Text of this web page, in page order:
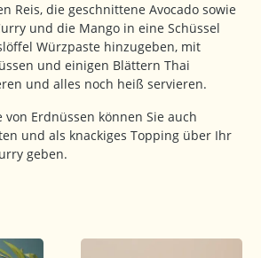
Reis, die geschnittene Avocado sowie
und die Mango in eine Schüssel
Würzpaste hinzugeben, mit
und einigen Blättern Thai
und alles noch heiß servieren.
von Erdnüssen können Sie auch
und als knackiges Topping über Ihr
geben.